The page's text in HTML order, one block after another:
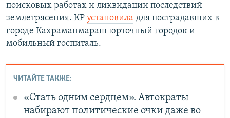
поисковых работах и ликвидации последствий
землетрясения. КР установила для пострадавших в
городе Кахраманмараш юрточный городок и
мобильный госпиталь.
ЧИТАЙТЕ ТАКЖЕ:
«Стать одним сердцем». Автократы
набирают политические очки даже во